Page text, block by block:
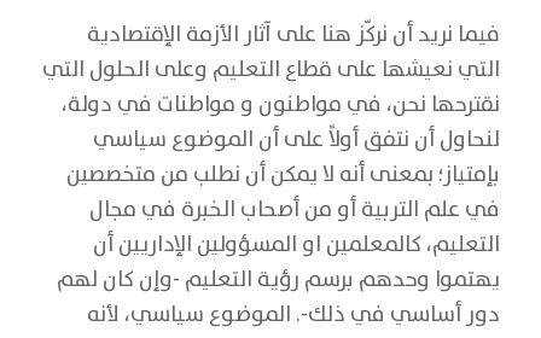
فيما نريد أن نركّز هنا على آثار الأزمة الإقتصادية
التي نعيشها على قطاع التعليم وعلى الحلول التي
نقترحها نحن، في مواطنون و مواطنات في دولة،
لنحاول أن نتفق أولاً على أن الموضوع سياسي
بإمتياز؛ بمعنى أنه لا يمكن أن نطلب من متخصصين
في علم التربية أو من أصحاب الخبرة في مجال
التعليم، كالمعلمين او المسؤولين الإداريين أن
يهتموا وحدهم برسم رؤية التعليم -وإن كان لهم
دور أساسي في ذلك-. الموضوع سياسي، لأنه